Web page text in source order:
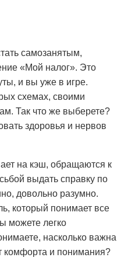
самозанятым,
«Мой налог». Это
и вы уже в игре.
схемах, своими
Так что же выберете?
здоровья и нервов
на кэш, обращаются к
выдать справку по
довольно разумно.
который понимает все
можете легко
насколько важна
комфорта и понимания?